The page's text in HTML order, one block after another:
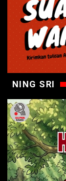
NING SRI